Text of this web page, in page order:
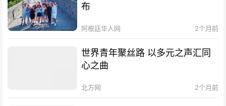
布
阿根廷华人网 2个月前
世界青年聚丝路 以多元之声汇同
心之曲
北方网 2个月前